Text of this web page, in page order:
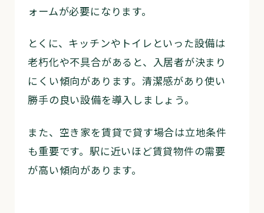
ォームが必要になります。
とくに、キッチンやトイレといった設備は
老朽化や不具合があると、入居者が決まり
にくい傾向があります。清潔感があり使い
勝手の良い設備を導入しましょう。
また、空き家を賃貸で貸す場合は立地条件
も重要です。駅に近いほど賃貸物件の需要
が高い傾向があります。